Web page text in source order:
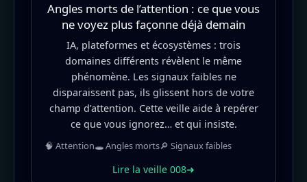
Angles morts de l’attention : ce que vous
ne voyez plus façonne déjà demain
IA, plateformes et écosystèmes : trois
domaines différents révèlent le même
phénomène. Les signaux faibles ne
disparaissent pas, ils glissent hors de votre
champ d’attention. Cette veille aide à repérer
ce que vous ignorez… et qui insiste.
🧠 Attention🕳️ Angles morts🔎 Signaux faibles
Lire la veille 008➜